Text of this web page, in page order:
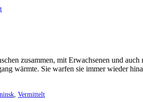
zusammen, mit Erwachsenen und
wärmte. Sie warfen sie immer wieder
Vermittelt